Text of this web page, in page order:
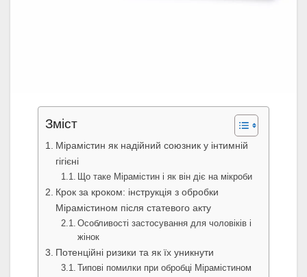
Зміст
Мірамістин як надійний союзник у інтимній
гігієні
Що таке Мірамістин і як він діє на мікроби
Крок за кроком: інструкція з обробки
Мірамістином після статевого акту
Особливості застосування для чоловіків і
жінок
Потенційні ризики та як їх уникнути
Типові помилки при обробці Мірамістином